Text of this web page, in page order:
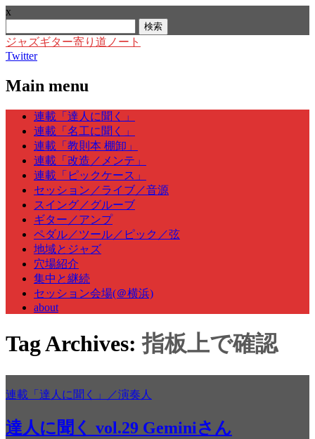
x
索:
ジャズギター寄り道ノート
Twitter
Main menu
Skip
content
連載「達人に聞く」
連載「名工に聞く」
連載「教則本 棚卸」
連載「改造／メンテ」
連載「ピックケース」
セッション／ライブ／音源
スイング／グルーブ
ギター／アンプ
ペダル／ツール／ピック／弦
地域とジャズ
穴場紹介
集中と継続
セッション会場(＠横浜)
about
Tag Archives:指板上で確認
連載「達人に聞く」／演奏人
達人に聞く vol.29 Geminiさん